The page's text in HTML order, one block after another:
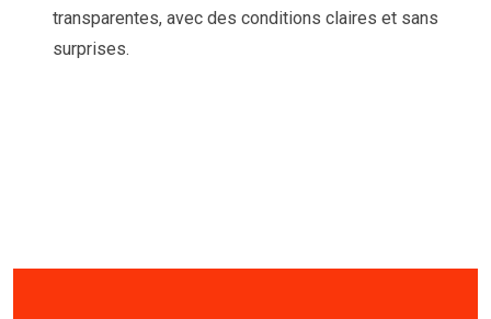
transparentes, avec des conditions claires et sans
surprises.